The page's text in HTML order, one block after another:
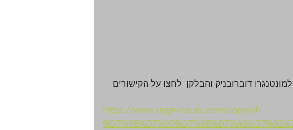
דוברובניק והבלקן  לחצו על הקישורים
https://www.regev-tours.com/copy-of-